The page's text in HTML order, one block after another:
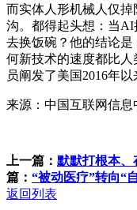
而实体人形机械人仅
沟。都得起头想：当AI
去换饭碗？他的结论
何新技术的速度都比人
员阐发了美国2016年
来源：中国互联网信息
上一篇： 默默打根本、
篇： “被动医疗”转向“
返回列表